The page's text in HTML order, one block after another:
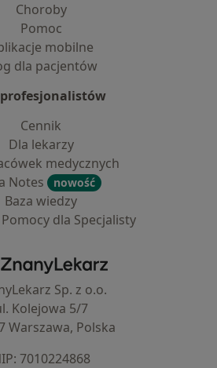
Choroby
Pomoc
mobilne
dla pacjentów
Cennik
Dla lekarzy
medycznych
Notes
nowość
Baza wiedzy
dla Specjalisty
ZnanyLekarz - Strona główna
Sp. z o.o.
Kolejowa 5/7
Warszawa, Polska
⁠7010224868